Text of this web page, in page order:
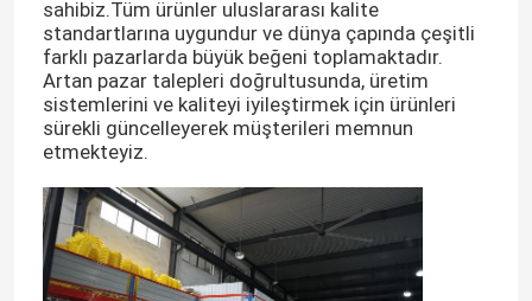
sahibiz.Tüm ürünler uluslararası kalite
standartlarına uygundur ve dünya çapında çeşitli
farklı pazarlarda büyük beğeni toplamaktadır.
Artan pazar talepleri doğrultusunda, üretim
sistemlerini ve kaliteyi iyileştirmek için ürünleri
sürekli güncelleyerek müşterileri memnun
etmekteyiz.